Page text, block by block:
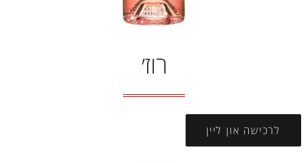
רוז׳
לרכישה און ליין